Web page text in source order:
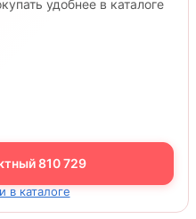
удобнее в каталоге
810 729
в каталоге